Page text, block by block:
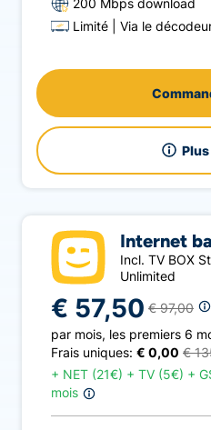
Limité
Via le
Plus
Internet
Incl. TV BOX
Unlimited
€ 57,50 € 97,00
par mois, les premiers 6
Frais uniques: € 0,00 €
+ NET (21€) + TV (5€) +
mois